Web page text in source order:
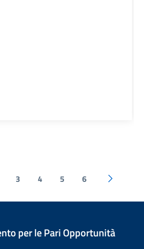
3 4 5 6
per le Pari Opportunità